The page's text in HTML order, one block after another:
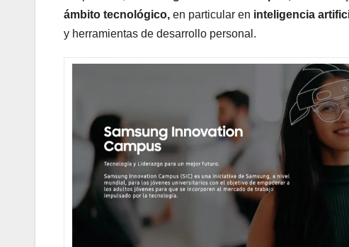
ámbito tecnológico, en particular en inteligencia
y herramientas de desarrollo personal.